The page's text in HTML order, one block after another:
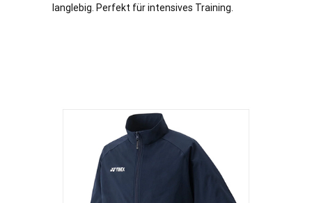
langlebig. Perfekt für intensives Training.